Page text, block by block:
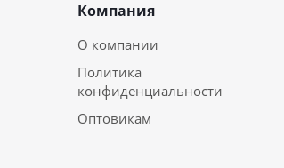
Компания
О компании
Политика
конфиденциальности
Оптовикам